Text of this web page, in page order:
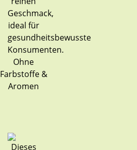
Ohne
Farbstoffe &
Aromen